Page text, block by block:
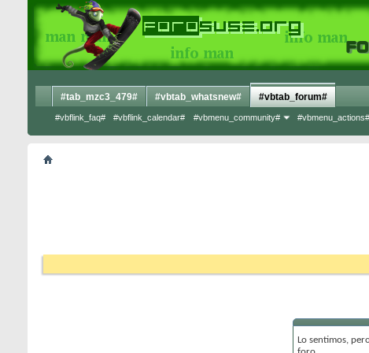
#tab_mzc3_479# #vbtab_whatsnew# #vbtab_forum#
#vbflink_faq# #vbflink_calendar# #vbmenu_community# #vbmenu_actions#
Lo sentimos,